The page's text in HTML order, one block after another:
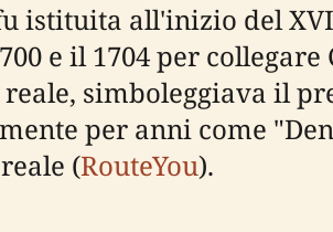
istituita all'inizio del
e il 1704 per
simboleggiava il
per anni come
(RouteYou).